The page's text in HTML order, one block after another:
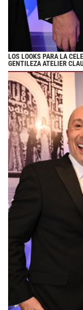
LOS LOOKS PARA LA
GENTILEZA ATELIER